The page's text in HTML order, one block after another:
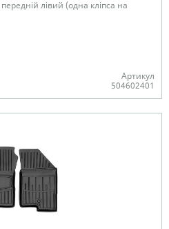
лівий (одна кліпса на
Артикул
504602401